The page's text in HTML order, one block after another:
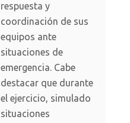
respuesta y
coordinación de sus
equipos ante
situaciones de
emergencia. Cabe
destacar que durante
el ejercicio, simulado
situaciones